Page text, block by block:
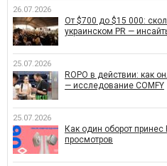
26.07.2026
От $700 до $15 000:
украинском PR —
25.07.2026
ROPO в действии: как
— исследование COMFY
25.07.2026
Как один оборот
просмотров